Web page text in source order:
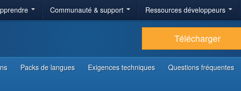
Communauté & support Ressources développeurs
Télécharger
Packs de langues Exigences techniques Questions fréquentes